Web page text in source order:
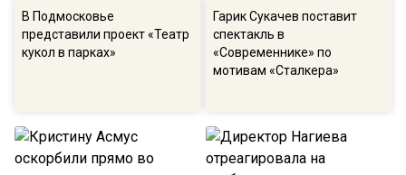
В Подмосковье
представили проект «Театр
кукол в парках»
Гарик Сукачев поставит
спектакль в
«Современнике» по
мотивам «Сталкера»